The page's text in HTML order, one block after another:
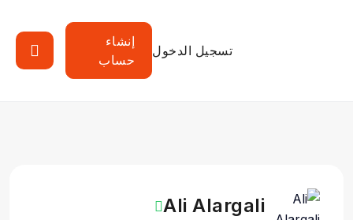
تسجيل الدخول
إنشاء
حساب
Ali Alargali